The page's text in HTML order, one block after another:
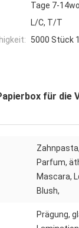
Tage 7-
L/C, T/T
5000 Stück
für die
Parfum,
Mascara,
Blush,
Prägung,